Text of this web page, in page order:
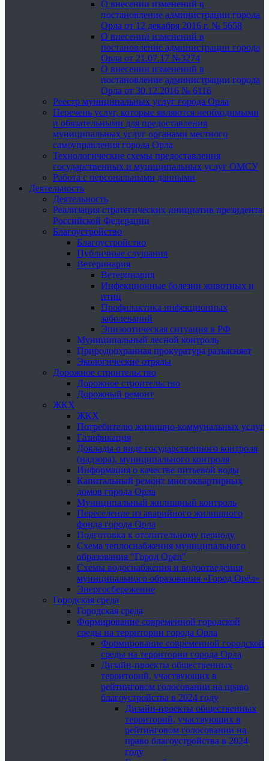
О внесении изменений в
постановление администрации города
Орла от 12 декабря 2016 г. № 5658
О внесении изменений в
постановление администрации города
Орла от 21.07.17 №3274
О внесении изменений в
постановление администрации города
Орла от 30.12.2016 № 6116
Реестр муниципальных услуг города Орла
Перечень услуг, которые являются необходимыми
и обязательными для предоставления
муниципальных услуг органами местного
самоуправления города Орла
Технологические схемы предоставления
государственных и муниципальных услуг ОМСУ
Работа с персональными данными
Деятельность
Деятельность
Реализация стратегических инициатив президента
Российской Федерации
Благоустройство
Благоустройство
Публичные слушания
Ветеринария
Ветеринария
Инфекционные болезни животных и
птиц
Профилактика инфекционных
заболеваний
Эпизоотическая ситуация в РФ
Муниципальный лесной контроль
Природоохранная прокуратура разъясняет
Экологические отряды
Дорожное строительство
Дорожное строительство
Дорожный ремонт
ЖКХ
ЖКХ
Потребителю жилищно-коммунальных услуг
Газификация
Доклады о виде государственного контроля
(надзора), муниципального контроля
Информация о качестве питьевой воды
Капитальный ремонт многоквартирных
домов города Орла
Муниципальный жилищный контроль
Переселение из аварийного жилищного
фонда города Орла
Подготовка к отопительному периоду
Схема теплоснабжения муниципального
образования "Город Орёл"
Схемы водоснабжения и водоотведения
муниципального образования «Город Орёл»
Энергосбережение
Городская среда
Городская среда
Формирование современной городской
среды на территории города Орла
Формирование современной городской
среды на территории города Орла
Дизайн-проекты общественных
территорий, участвующих в
рейтинговом голосовании на право
благоустройства в 2024 году
Дизайн-проекты общественных
территорий, участвующих в
рейтинговом голосовании на
право благоустройства в 2024
году